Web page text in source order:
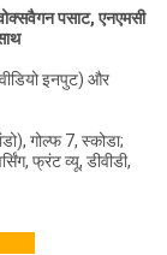
पसाट, एनएमसी
इनपुट) और
गोल्फ 7, स्कोडा;
फ्रंट व्यू, डीवीडी,